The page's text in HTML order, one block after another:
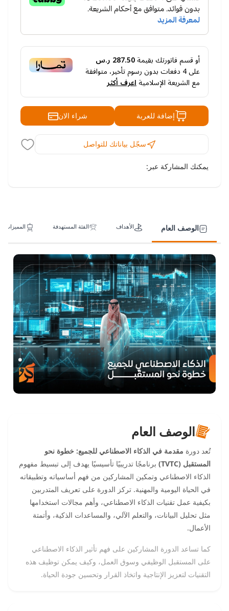
الوصف العام الأهداف الفئة المستهدفة المميزات
الوصف العام
تُعد دورة مقدمة في الذكاء الاصطناعي للجميع: خطوة نحو
المستقبل (TVTC)
برنامجًا تدريبيًا تأسيسيًا يهدف إلى تبسيط مفهوم
الذكاء الاصطناعي وتمكين المشاركين من فهم أساسياته وتطبيقاته
في الحياة اليومية والمهنية. تركز الدورة على تعريف المتدربين
بكيفية عمل تقنيات الذكاء الاصطناعي، وأهم مجالات استخدامها
مثل تحليل البيانات، والتعلم الآلي، والمساعدات الذكية، وأتمتة
الأعمال.
كما تساعد الدورة المشاركين على فهم تأثير الذكاء الاصطناعي
على المستقبل الوظيفي وسوق العمل، وكيف يمكن توظيف هذه
التقنيات لتعزيز الإنتاجية واتخاذ القرار وتحسين جودة الحياة.
أو قسم فاتورتك بقيمة287.50 ر.س
على4 دفعات بدون رسوم تأخير، متوافقة
مع الشريعة الإسلاميةاعرف أكثر
إضافة للعربة شراء الان
سجّل بياناتك للتواصل
يمكنك المشاركة عبر: